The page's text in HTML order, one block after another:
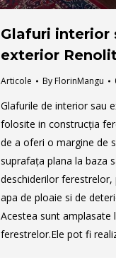
Glafuri interior
exterior
Articole By FlorinMangu
Glafurile de interior sau
folosite in construcția
de a oferi o margine de
suprafața plana la baza
deschiderilor
apa de ploaie si de
Acestea sunt amplasate
ferestrelor.Ele pot fi